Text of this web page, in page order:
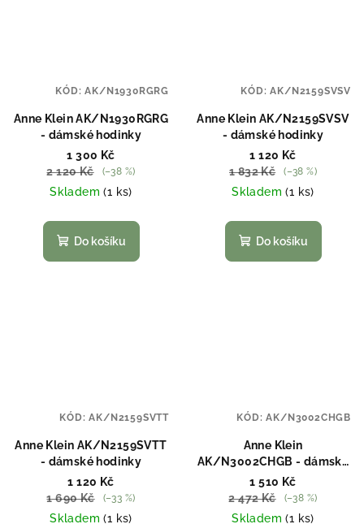
Anne Klein AK/N1930RGRG
- dámské hodinky
1 300 Kč
2 120 Kč
(–38 %)
Skladem(1 ks)
Do košíku
KÓD:AK/N1930RGRG
Anne Klein AK/N2159SVSV
- dámské hodinky
1 120 Kč
1 832 Kč
(–38 %)
Skladem(1 ks)
Do košíku
KÓD:AK/N2159SVSV
Anne Klein AK/N2159SVTT
- dámské hodinky
1 120 Kč
1 690 Kč
(–33 %)
Skladem(1 ks)
KÓD:AK/N2159SVTT
Anne Klein
AK/N3002CHGB - dámské
hodinky
1 510 Kč
2 472 Kč
(–38 %)
Skladem(1 ks)
KÓD:AK/N3002CHGB